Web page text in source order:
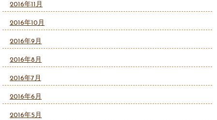
2016年11月
2016年10月
2016年9月
2016年8月
2016年7月
2016年6月
2016年5月